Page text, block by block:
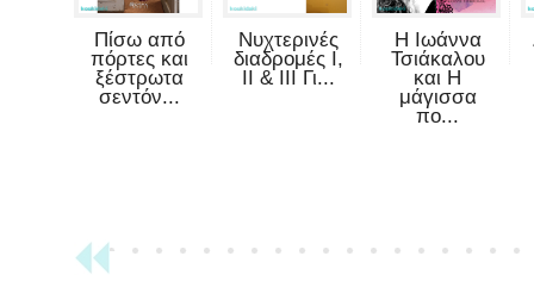
Πίσω από
πόρτες και
ξέστρωτα
σεντόν...
Νυχτερινές
διαδρομές Ι,
ΙΙ & ΙΙΙ Γι...
Η Ιωάννα
Τσιάκαλου
και Η
μάγισσα
πο...